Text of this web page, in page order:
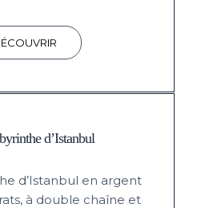
d’Istanbul
d’Istanbul en argent
à double chaîne et